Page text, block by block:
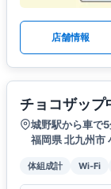
店舗情報
チョコザップ
城野駅から車で
福岡県 北九州市
体組成計 Wi-Fi